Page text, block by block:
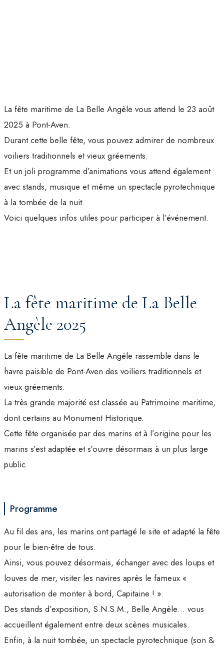
La fête maritime de La Belle Angèle vous attend le 23 août
2025 à Pont-Aven.
Durant cette belle fête, vous pouvez admirer de nombreux
voiliers traditionnels et vieux gréements.
Et un joli programme d’animations vous attend également
avec stands, musique et même un spectacle pyrotechnique
à la tombée de la nuit.
Voici quelques infos utiles pour participer à l’événement.
La fête maritime de La Belle
Angèle 2025
La fête maritime de La Belle Angèle rassemble dans le
havre paisible de Pont-Aven des voiliers traditionnels et
vieux gréements.
La très grande majorité est classée au Patrimoine maritime,
dont certains au Monument Historique.
Cette fête organisée par des marins et à l’origine pour les
marins s’est adaptée et s’ouvre désormais à un plus large
public.
Programme
Au fil des ans, les marins ont partagé le site et adapté la fête
pour le bien-être de tous.
Ainsi, vous pouvez désormais, échanger avec des loups et
louves de mer, visiter les navires après le fameux «
autorisation de monter à bord, Capitaine ! ».
Des stands d’exposition, S.N.S.M., Belle Angèle… vous
accueillent également entre deux scènes musicales.
Enfin, à la nuit tombée, un spectacle pyrotechnique (son &